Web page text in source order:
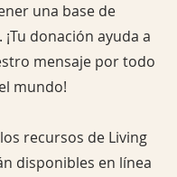
una base de
donación ayuda a
mensaje por todo
el mundo!
recursos de Living
disponibles en línea